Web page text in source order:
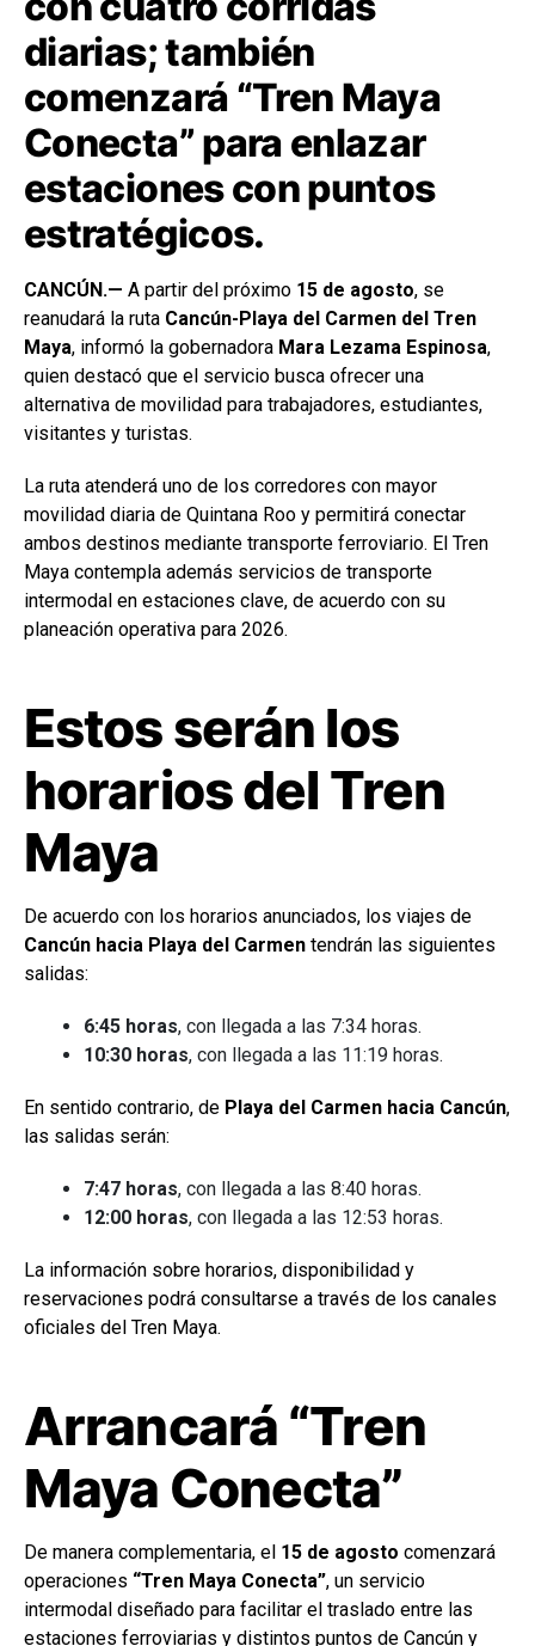
diarias; también
comenzará “Tren Maya
Conecta” para enlazar
estaciones con puntos
estratégicos.
CANCÚN.— A partir del próximo 15 de agosto, se
reanudará la ruta Cancún-Playa del Carmen del Tren
Maya, informó la gobernadora Mara Lezama Espinosa,
quien destacó que el servicio busca ofrecer una
alternativa de movilidad para trabajadores, estudiantes,
visitantes y turistas.
La ruta atenderá uno de los corredores con mayor
movilidad diaria de Quintana Roo y permitirá conectar
ambos destinos mediante transporte ferroviario. El Tren
Maya contempla además servicios de transporte
intermodal en estaciones clave, de acuerdo con su
planeación operativa para 2026.
Estos serán los
horarios del Tren
Maya
De acuerdo con los horarios anunciados, los viajes de
Cancún hacia Playa del Carmen tendrán las siguientes
salidas:
6:45 horas, con llegada a las 7:34 horas.
10:30 horas, con llegada a las 11:19 horas.
En sentido contrario, de Playa del Carmen hacia Cancún,
las salidas serán:
7:47 horas, con llegada a las 8:40 horas.
12:00 horas, con llegada a las 12:53 horas.
La información sobre horarios, disponibilidad y
reservaciones podrá consultarse a través de los canales
oficiales del Tren Maya.
Arrancará “Tren
Maya Conecta”
De manera complementaria, el 15 de agosto comenzará
operaciones “Tren Maya Conecta”, un servicio
intermodal diseñado para facilitar el traslado entre las
estaciones ferroviarias y distintos puntos de Cancún y